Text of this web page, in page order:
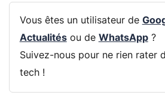
Vous êtes un utilisateur de
Actualitésou de WhatsApp?
Suivez-nous pour ne rien rater
tech !